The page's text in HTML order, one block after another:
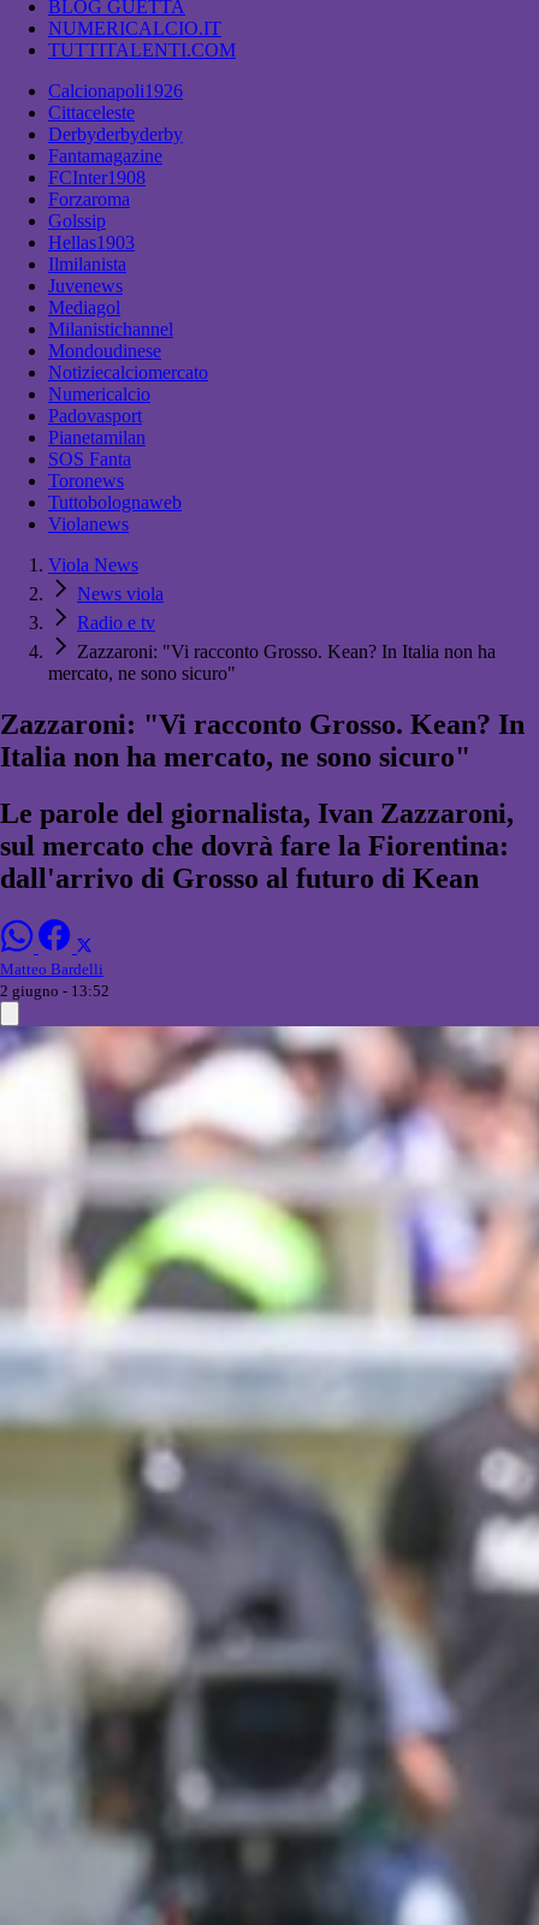
BLOG GUETTA
NUMERICALCIO.IT
TUTTITALENTI.COM
Calcionapoli1926
Cittaceleste
Derbyderbyderby
Fantamagazine
FCInter1908
Forzaroma
Golssip
Hellas1903
Ilmilanista
Juvenews
Mediagol
Milanistichannel
Mondoudinese
Notiziecalciomercato
Numericalcio
Padovasport
Pianetamilan
SOS Fanta
Toronews
Tuttobolognaweb
Violanews
Viola News
News viola
Radio e tv
Zazzaroni: "Vi racconto Grosso. Kean? In Italia non ha
mercato, ne sono sicuro"
Zazzaroni: "Vi racconto Grosso. Kean? In
Italia non ha mercato, ne sono sicuro"
Le parole del giornalista, Ivan Zazzaroni,
sul mercato che dovrà fare la Fiorentina:
dall'arrivo di Grosso al futuro di Kean
Matteo Bardelli
2 giugno - 13:52